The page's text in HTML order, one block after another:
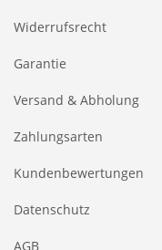
Widerrufsrecht
Garantie
Versand & Abholung
Zahlungsarten
Kundenbewertungen
Datenschutz
AGB